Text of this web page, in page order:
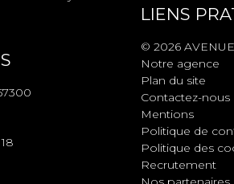
LIENS
© 2026
Notre agence
Plan du site
Contactez-nous
Mentions
Politique de
Politique des
Recrutement